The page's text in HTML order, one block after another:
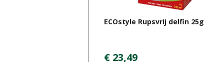
ECOstyle Rupsvrij delfin 25g
€ 23,49